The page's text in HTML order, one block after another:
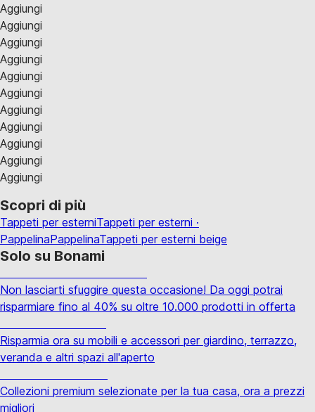
Aggiungi
Aggiungi
Aggiungi
Aggiungi
Aggiungi
Aggiungi
Aggiungi
Aggiungi
Aggiungi
Aggiungi
Aggiungi
Scopri di più
Tappeti per esterniTappeti per esterni ·
PappelinaPappelinaTappeti per esterni beige
Solo su Bonami
Non lasciarti sfuggire questa occasione! Da oggi potrai
risparmiare fino al 40% su oltre 10.000 prodotti in offerta
Risparmia ora su mobili e accessori per giardino, terrazzo,
veranda e altri spazi all'aperto
Collezioni premium selezionate per la tua casa, ora a prezzi
migliori